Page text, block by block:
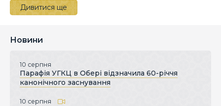
Дивитися ще
Новини
10 серпня
Парафія УГКЦ в Обері відзначила 60-річчя
канонічного заснування
10 серпня